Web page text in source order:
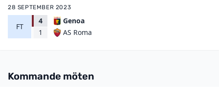
28 SEPTEMBER 2023
FT
4
1
Genoa
AS Roma
Kommande möten